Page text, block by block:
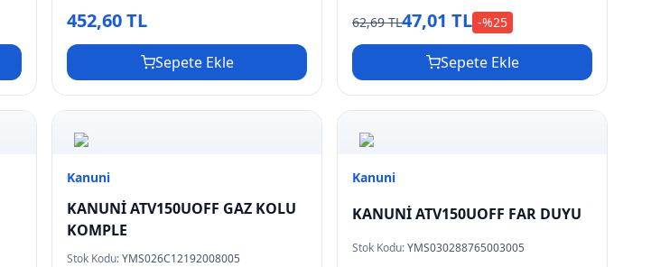
452,60 TL
Sepete Ekle
62,69 TL47,01 TL -%25
Sepete Ekle
Kanuni
KANUNİ ATV150UOFF GAZ KOLU
KOMPLE
Stok Kodu:YMS026C12192008005
Kanuni
KANUNİ ATV150UOFF FAR DUYU
Stok Kodu:YMS030288765003005